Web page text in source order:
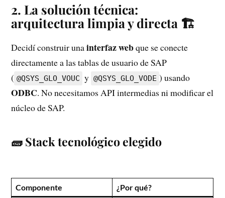
2. La solución técnica:
arquitectura limpia y directa 🏗️
Decidí construir unainterfaz webque se conecte
directamente a las tablas de usuario de SAP
( @QSYS_GLO_VOUC y @QSYS_GLO_VODE ) usando
ODBC. No necesitamos API intermedias ni modificar el
núcleo de SAP.
🧱 Stack tecnológico elegido
Componente ¿Por qué?